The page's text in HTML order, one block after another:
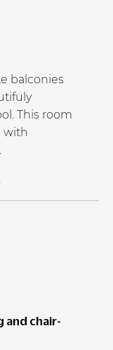
balconies
This room
with
and chair-